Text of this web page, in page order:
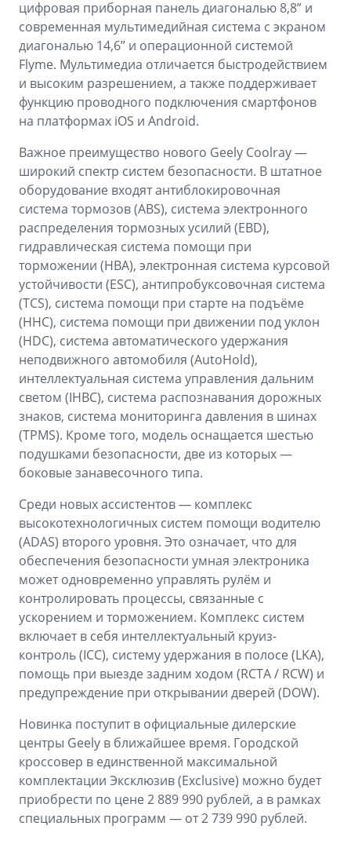
цифровая приборная панель диагональю 8,8” и
современная мультимедийная система с экраном
диагональю 14,6” и операционной системой
Flyme. Мультимедиа отличается быстродействием
и высоким разрешением, а также поддерживает
функцию проводного подключения смартфонов
на платформах iOS и Android.
Важное преимущество нового Geely Coolray —
широкий спектр систем безопасности. В штатное
оборудование входят антиблокировочная
система тормозов (ABS), система электронного
распределения тормозных усилий (EBD),
гидравлическая система помощи при
торможении (HBA), электронная система курсовой
устойчивости (ESС), антипробуксовочная система
(TCS), система помощи при старте на подъёме
(HHC), система помощи при движении под уклон
(HDC), система автоматического удержания
неподвижного автомобиля (AutoHold),
интеллектуальная система управления дальним
светом (IHBC), система распознавания дорожных
знаков, система мониторинга давления в шинах
(TPMS). Кроме того, модель оснащается шестью
подушками безопасности, две из которых —
боковые занавесочного типа.
Среди новых ассистентов — комплекс
высокотехнологичных систем помощи водителю
(ADAS) второго уровня. Это означает, что для
обеспечения безопасности умная электроника
может одновременно управлять рулём и
контролировать процессы, связанные с
ускорением и торможением. Комплекс систем
включает в себя интеллектуальный круиз-
контроль (ICC), систему удержания в полосе (LKA),
помощь при выезде задним ходом (RCTA / RCW) и
предупреждение при открывании дверей (DOW).
Новинка поступит в официальные дилерские
центры Geely в ближайшее время. Городской
кроссовер в единственной максимальной
комплектации Эксклюзив (Exclusive) можно будет
приобрести по цене 2 889 990 рублей, а в рамках
специальных программ — от 2 739 990 рублей.